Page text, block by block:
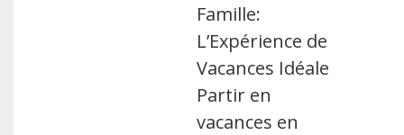
Famille:
L’Expérience de
Vacances Idéale
Partir en
vacances en